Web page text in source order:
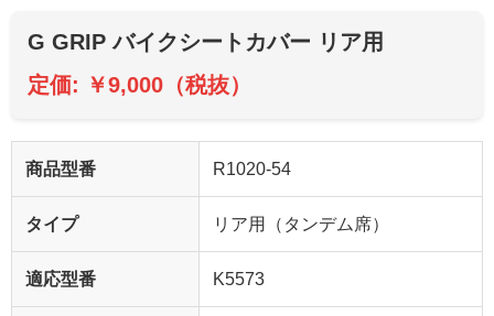
G GRIP バイクシートカバー リア用
定価: ￥9,000（税抜）
商品型番 R1020-54
タイプ リア用（タンデム席）
適応型番 K5573